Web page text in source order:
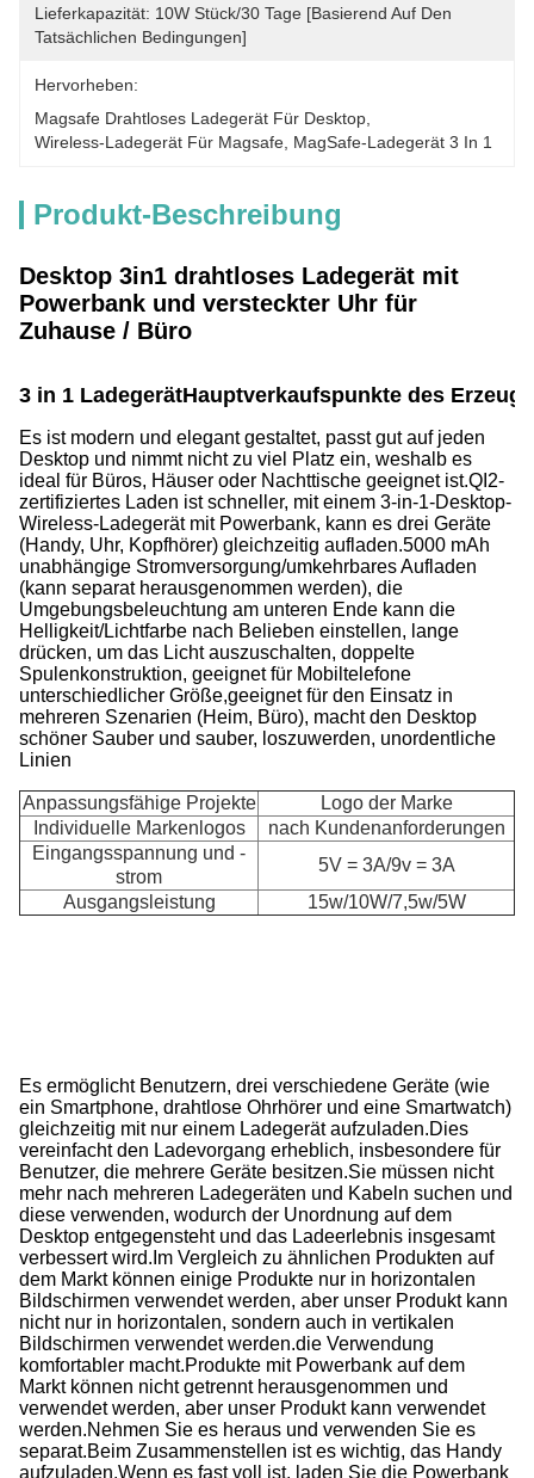
Lieferkapazität: 10W Stück/30 Tage [basierend Auf Den
Tatsächlichen Bedingungen]
Hervorheben:
Magsafe Drahtloses Ladegerät Für Desktop
Wireless-Ladegerät Für Magsafe MagSafe-Ladegerät 3 In 1
Produkt-Beschreibung
Desktop 3in1 drahtloses Ladegerät mit
Powerbank und versteckter Uhr für
Zuhause / Büro
3 in 1 LadegerätHauptverkaufspunkte des
Es ist modern und elegant gestaltet, passt gut auf jeden
Desktop und nimmt nicht zu viel Platz ein, weshalb es
ideal für Büros, Häuser oder Nachttische geeignet ist.QI2-
zertifiziertes Laden ist schneller, mit einem 3-in-1-Desktop-
Wireless-Ladegerät mit Powerbank, kann es drei Geräte
(Handy, Uhr, Kopfhörer) gleichzeitig aufladen.5000 mAh
unabhängige Stromversorgung/umkehrbares Aufladen
(kann separat herausgenommen werden), die
Umgebungsbeleuchtung am unteren Ende kann die
Helligkeit/Lichtfarbe nach Belieben einstellen, lange
drücken, um das Licht auszuschalten, doppelte
Spulenkonstruktion, geeignet für Mobiltelefone
unterschiedlicher Größe,geeignet für den Einsatz in
mehreren Szenarien (Heim, Büro), macht den Desktop
schöner Sauber und sauber, loszuwerden, unordentliche
Linien
Anpassungsfähige Projekte
Logo der Marke
Individuelle Markenlogos
nach Kundenanforderungen
Eingangsspannung und -
strom
5V = 3A/9v = 3A
Ausgangsleistung
15w/10W/7,5w/5W
Es ermöglicht Benutzern, drei verschiedene Geräte (wie
ein Smartphone, drahtlose Ohrhörer und eine Smartwatch)
gleichzeitig mit nur einem Ladegerät aufzuladen.Dies
vereinfacht den Ladevorgang erheblich, insbesondere für
Benutzer, die mehrere Geräte besitzen.Sie müssen nicht
mehr nach mehreren Ladegeräten und Kabeln suchen und
diese verwenden, wodurch der Unordnung auf dem
Desktop entgegensteht und das Ladeerlebnis insgesamt
verbessert wird. Im Vergleich zu ähnlichen Produkten auf
dem Markt können einige Produkte nur in horizontalen
Bildschirmen verwendet werden, aber unser Produkt kann
nicht nur in horizontalen, sondern auch in vertikalen
Bildschirmen verwendet werden.die Verwendung
komfortabler macht.Produkte mit Powerbank auf dem
Markt können nicht getrennt herausgenommen und
verwendet werden, aber unser Produkt kann verwendet
werden.Nehmen Sie es heraus und verwenden Sie es
separat.Beim Zusammenstellen ist es wichtig, das Handy
aufzuladen.Wenn es fast voll ist, laden Sie die Powerbank